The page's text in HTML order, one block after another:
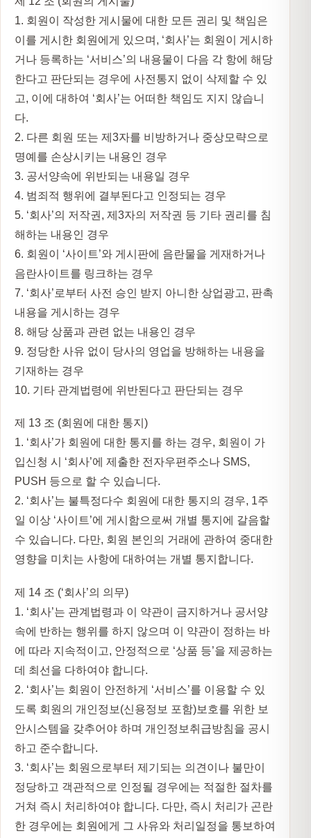
1. 회원이 작성한 게시물에 대한 모든 권리 및 책임은
이를 게시한 회원에게 있으며, ‘회사’는 회원이 게시하
거나 등록하는 ‘서비스’의 내용물이 다음 각 항에 해당
한다고 판단되는 경우에 사전통지 없이 삭제할 수 있
고, 이에 대하여 ‘회사’는 어떠한 책임도 지지 않습니
다.
2. 다른 회원 또는 제3자를 비방하거나 중상모략으로
명예를 손상시키는 내용인 경우
3. 공서양속에 위반되는 내용일 경우
4. 범죄적 행위에 결부된다고 인정되는 경우
5. ‘회사’의 저작권, 제3자의 저작권 등 기타 권리를 침
해하는 내용인 경우
6. 회원이 ‘사이트’와 게시판에 음란물을 게재하거나
음란사이트를 링크하는 경우
7. ‘회사’로부터 사전 승인 받지 아니한 상업광고, 판촉
내용을 게시하는 경우
8. 해당 상품과 관련 없는 내용인 경우
9. 정당한 사유 없이 당사의 영업을 방해하는 내용을
기재하는 경우
10. 기타 관계법령에 위반된다고 판단되는 경우
제 13 조 (회원에 대한 통지)
1. ‘회사’가 회원에 대한 통지를 하는 경우, 회원이 가
입신청 시 ‘회사’에 제출한 전자우편주소나 SMS,
PUSH 등으로 할 수 있습니다.
2. ‘회사’는 불특정다수 회원에 대한 통지의 경우, 1주
일 이상 ‘사이트’에 게시함으로써 개별 통지에 갈음할
수 있습니다. 다만, 회원 본인의 거래에 관하여 중대한
영향을 미치는 사항에 대하여는 개별 통지합니다.
제 14 조 (‘회사’의 의무)
1. ‘회사’는 관계법령과 이 약관이 금지하거나 공서양
속에 반하는 행위를 하지 않으며 이 약관이 정하는 바
에 따라 지속적이고, 안정적으로 ‘상품 등’을 제공하는
데 최선을 다하여야 합니다.
2. ‘회사’는 회원이 안전하게 ‘서비스’를 이용할 수 있
도록 회원의 개인정보(신용정보 포함)보호를 위한 보
안시스템을 갖추어야 하며 개인정보취급방침을 공시
하고 준수합니다.
3. ‘회사’는 회원으로부터 제기되는 의견이나 불만이
정당하고 객관적으로 인정될 경우에는 적절한 절차를
거쳐 즉시 처리하여야 합니다. 다만, 즉시 처리가 곤란
한 경우에는 회원에게 그 사유와 처리일정을 통보하여